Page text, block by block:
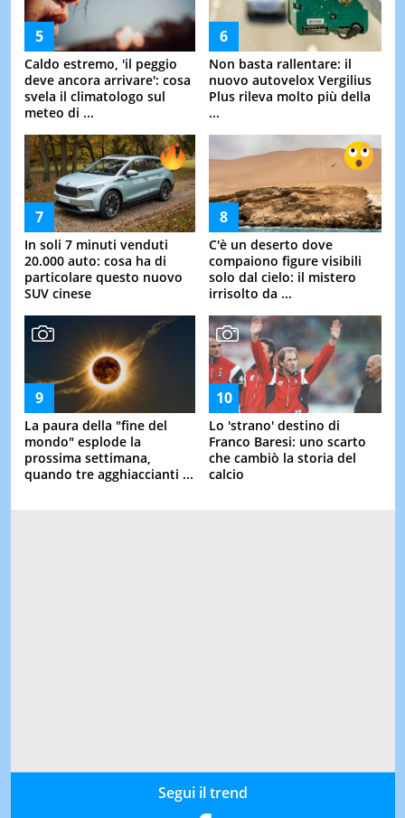
Caldo estremo, 'il peggio
deve ancora arrivare': cosa
svela il climatologo sul
meteo di ...
Non basta rallentare: il
nuovo autovelox Vergilius
Plus rileva molto più della
...
In soli 7 minuti venduti
20.000 auto: cosa ha di
particolare questo nuovo
SUV cinese
C'è un deserto dove
compaiono figure visibili
solo dal cielo: il mistero
irrisolto da ...
La paura della "fine del
mondo" esplode la
prossima settimana,
quando tre agghiaccianti ...
Lo 'strano' destino di
Franco Baresi: uno scarto
che cambiò la storia del
calcio
Segui il trend